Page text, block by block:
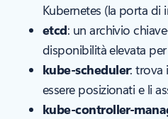
Kubernetes (la porta di
etcd: un archivio
disponibilità elevata
kube-scheduler: trova
essere posizionati e li
kube-controller-